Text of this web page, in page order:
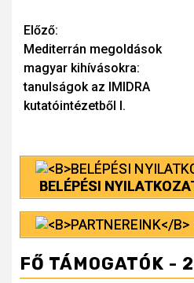
Continue
Reading
Előző:
Mediterrán megoldások
magyar kihívásokra:
tanulságok az IMIDRA
kutatóintézetből I.
BELÉPÉSI
FŐ TÁMOGATÓK -